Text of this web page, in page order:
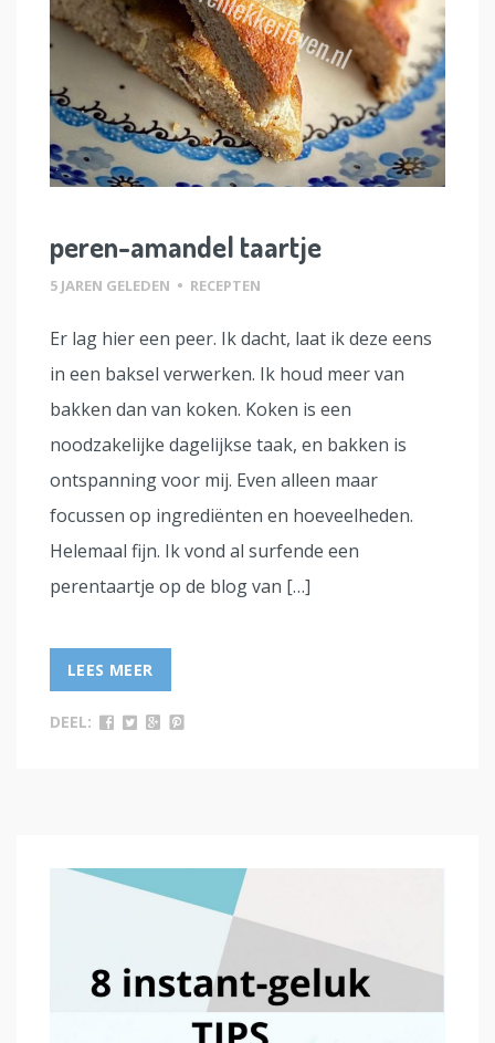
peren-amandel taartje
5 JAREN GELEDEN • RECEPTEN
Er lag hier een peer. Ik dacht, laat ik deze eens
in een baksel verwerken. Ik houd meer van
bakken dan van koken. Koken is een
noodzakelijke dagelijkse taak, en bakken is
ontspanning voor mij. Even alleen maar
focussen op ingrediënten en hoeveelheden.
Helemaal fijn. Ik vond al surfende een
perentaartje op de blog van […]
LEES MEER
DEEL: